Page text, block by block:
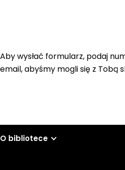
Aby wysłać formularz, podaj
email, abyśmy mogli się z Tobą
O bibliotece